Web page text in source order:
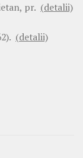
pr. (detalii)
(detalii)